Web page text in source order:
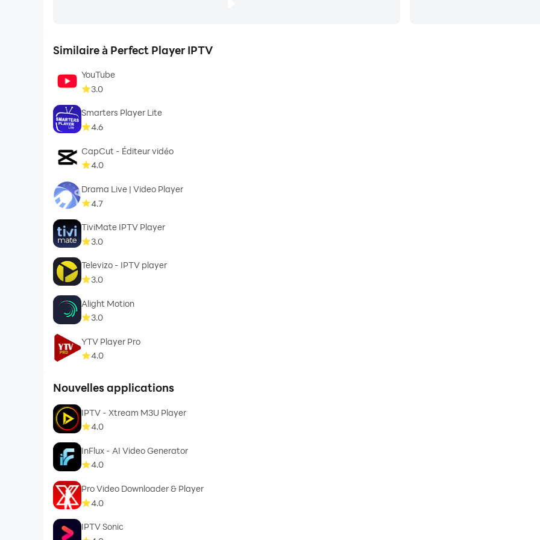
Similaire à Perfect Player IPTV
YouTube
3.0
Smarters Player Lite
4.6
CapCut - Éditeur vidéo
4.0
Drama Live | Video Player
4.7
TiviMate IPTV Player
3.0
Televizo - IPTV player
3.0
Alight Motion
3.0
YTV Player Pro
4.0
Nouvelles applications
IPTV - Xtream M3U Player
4.0
InFlux - AI Video Generator
4.0
Pro Video Downloader & Player
4.0
IPTV Sonic